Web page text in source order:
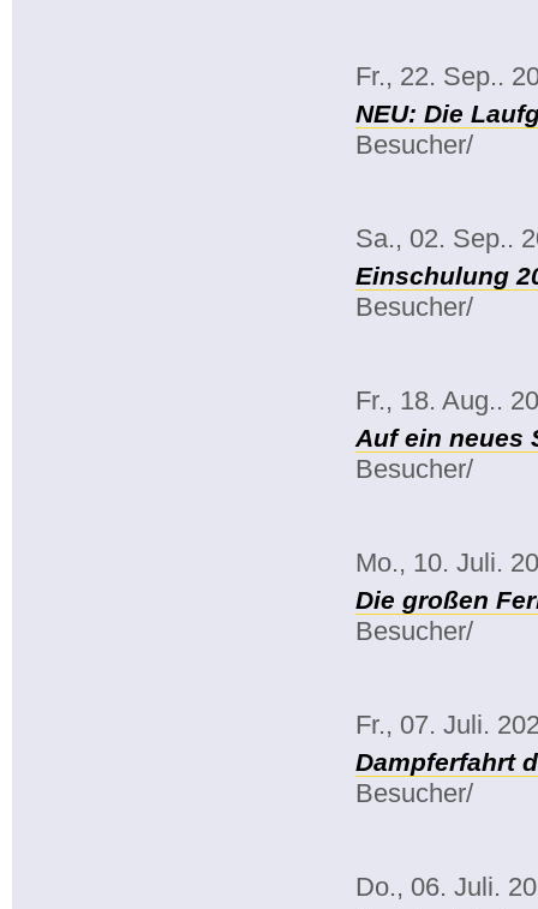
Fr., 22. Sep..
NEU: Die
Besucher/
Sa., 02. Sep..
Einschulung
Besucher/
Fr., 18. Aug..
Auf ein neues
Besucher/
Mo., 10. Juli.
Die großen
Besucher/
Fr., 07. Juli.
Dampferfahrt
Besucher/
Do., 06. Juli.